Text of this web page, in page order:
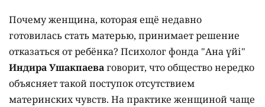
Почему женщина, которая ещё недавно
готовилась стать матерью, принимает решение
отказаться от ребёнка? Психолог фонда "Ана үйі"
Индира Ушакпаеваговорит, что общество нередко
объясняет такой поступок отсутствием
материнских чувств. На практике женщиной чаще